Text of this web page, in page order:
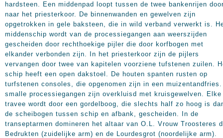
hardsteen. Een middenpad loopt tussen de twee bankenrijen
naar het priesterkoor. De binnenwanden en gewelven zijn
opgetrokken in gele baksteen, die in wild verband verwerkt is.
middenschip wordt van de processiegangen aan weerszijden
gescheiden door rechthoekige pijler die door korfbogen met
elkander verbonden zijn. In het priesterkoor zijn de pijlers
vervangen door twee van kapitelen voorziene tufstenen zuilen.
schip heeft een open dakstoel. De houten spanten rusten op
turfstenen consoles, die opgenomen zijn in een muizentandfries.
smalle processiegangen zijn overkluisd met kruisgewelven. Elke
travee wordt door een gordelboog, die slechts half zo hoog is
de scheibogen tussen schip en afbank, gescheiden. In de
transeptarmen domineren het altaar van O.L. Vrouw Troosteres
Bedrukten (zuidelijke arm) en de Lourdesgrot (noordelijke arm).